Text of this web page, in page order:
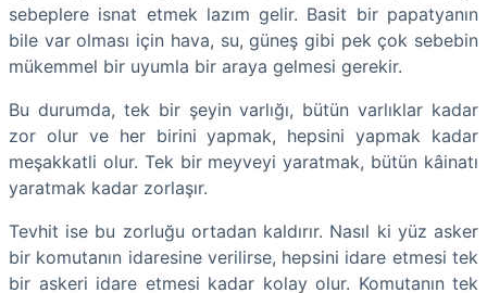
sebeplere isnat etmek lazım gelir. Basit bir papatyanın
bile var olması için hava, su, güneş gibi pek çok sebebin
mükemmel bir uyumla bir araya gelmesi gerekir.
​Bu durumda, tek bir şeyin varlığı, bütün varlıklar kadar
zor olur ve her birini yapmak, hepsini yapmak kadar
meşakkatli olur. Tek bir meyveyi yaratmak, bütün kâinatı
yaratmak kadar zorlaşır.
​Tevhit ise bu zorluğu ortadan kaldırır. Nasıl ki yüz asker
bir komutanın idaresine verilirse, hepsini idare etmesi tek
bir askeri idare etmesi kadar kolay olur. Komutanın tek